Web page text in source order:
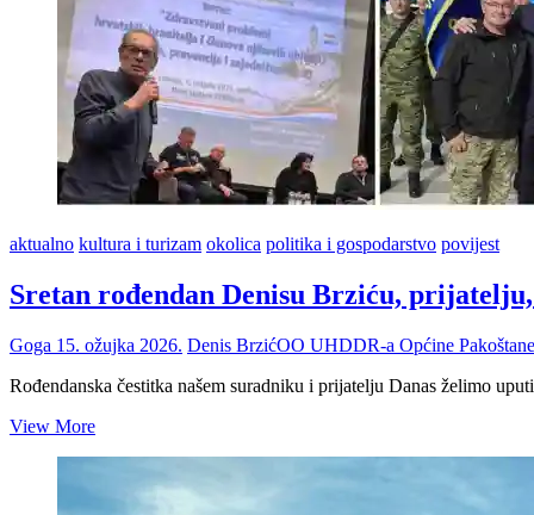
aktualno kultura i turizam okolica politika i gospodarstvo povijest
Sretan rođendan Denisu Brziću,
Goga 15. ožujka 2026. Denis BrzićOO UHDDR-a Općine Pakoštane
Rođendanska čestitka našem suradniku i prijatelju Danas želimo
View MoreSretan
Brziću,